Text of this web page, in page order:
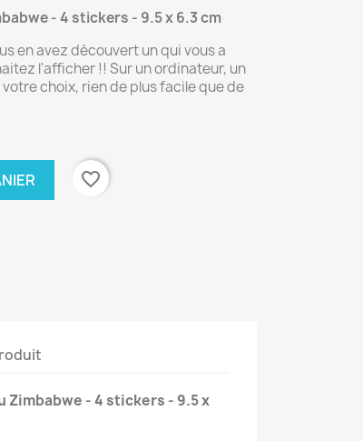
- 4 stickers - 9.5 x 6.3 cm
en avez découvert un qui vous a
l'afficher !! Sur un ordinateur, un
choix, rien de plus facile que de
favorite_border
- 4 stickers - 9.5 x